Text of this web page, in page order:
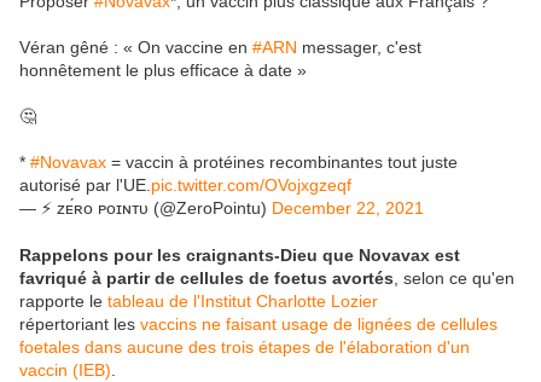
Véran gêné : « On vaccine en #ARN messager, c'est
honnêtement le plus efficace à date »
🤔
* #Novavax = vaccin à protéines recombinantes tout juste
autorisé par l'UE. pic.twitter.com/OVojxgzeqf
— ⚡ ᴢᴇ́ʀᴏ ᴘᴏɪɴᴛᴜ (@ZeroPointu) December 22, 2021
Rappelons pour les craignants-Dieu que Novavax est
favriqué à partir de cellules de foetus avortés , selon ce qu'en
rapporte le tableau de l'Institut Charlotte Lozier
répertoriant les vaccins ne faisant usage de lignées de cellules
foetales dans aucune des trois étapes de l'élaboration d'un
vaccin (IEB)